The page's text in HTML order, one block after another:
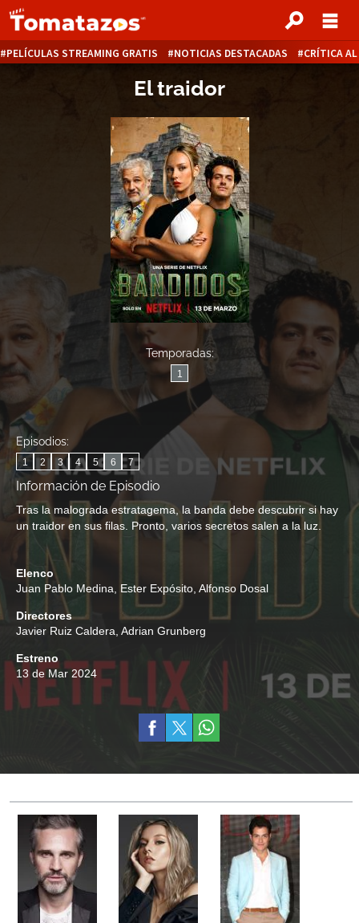
PELÍCULAS STREAMING GRATIS NOTICIAS DESTACADAS CRÍTICA
El traidor
Temporadas:
1
Episodios:
1 2 3 4 5 6 7
Información de Episodio
Tras la malograda estratagema, la banda debe descubrir si hay
un traidor en sus filas. Pronto, varios secretos salen a la luz.
Elenco
Juan Pablo Medina
Ester Expósito Alfonso Dosal
Directores
Javier Ruiz Caldera Adrian Grunberg
Estreno
13 de Mar 2024